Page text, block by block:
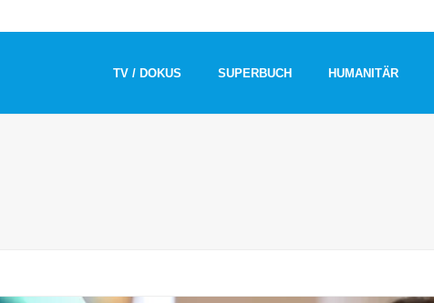
TV / DOKUS SUPERBUCH HUMANITÄR